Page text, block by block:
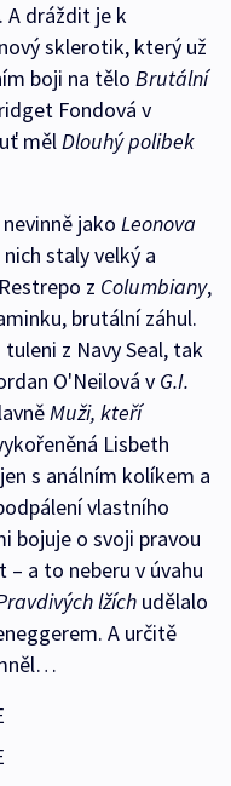
A dráždit je k
sklerotik, který už
boji na tělo Brutální
Fondová v
mělDlouhý polibek
jako Leonova
staly velký a
z Columbiany,
brutální záhul.
z Navy Seal, tak
O'Neilová v G.I.
Muži, kteří
Lisbeth
s análním kolíkem a
vlastního
bojuje o svoji pravou
– a to neberu v úvahu
lžích udělalo
A určitě